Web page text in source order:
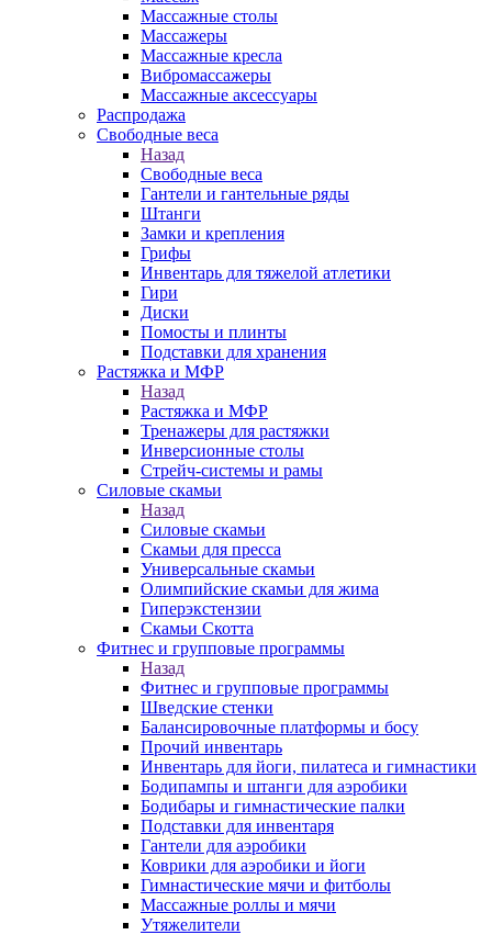
Массажные столы
Массажеры
Массажные кресла
Вибромассажеры
Массажные аксессуары
Распродажа
Свободные веса
Назад
Свободные веса
Гантели и гантельные ряды
Штанги
Замки и крепления
Грифы
Инвентарь для тяжелой атлетики
Гири
Диски
Помосты и плинты
Подставки для хранения
Растяжка и МФР
Назад
Растяжка и МФР
Тренажеры для растяжки
Инверсионные столы
Стрейч-системы и рамы
Силовые скамьи
Назад
Силовые скамьи
Скамьи для пресса
Универсальные скамьи
Олимпийские скамьи для жима
Гиперэкстензии
Скамьи Скотта
Фитнес и групповые программы
Назад
Фитнес и групповые программы
Шведские стенки
Балансировочные платформы и босу
Прочий инвентарь
Инвентарь для йоги, пилатеса и гимнастики
Бодипампы и штанги для аэробики
Бодибары и гимнастические палки
Подставки для инвентаря
Гантели для аэробики
Коврики для аэробики и йоги
Гимнастические мячи и фитболы
Массажные роллы и мячи
Утяжелители